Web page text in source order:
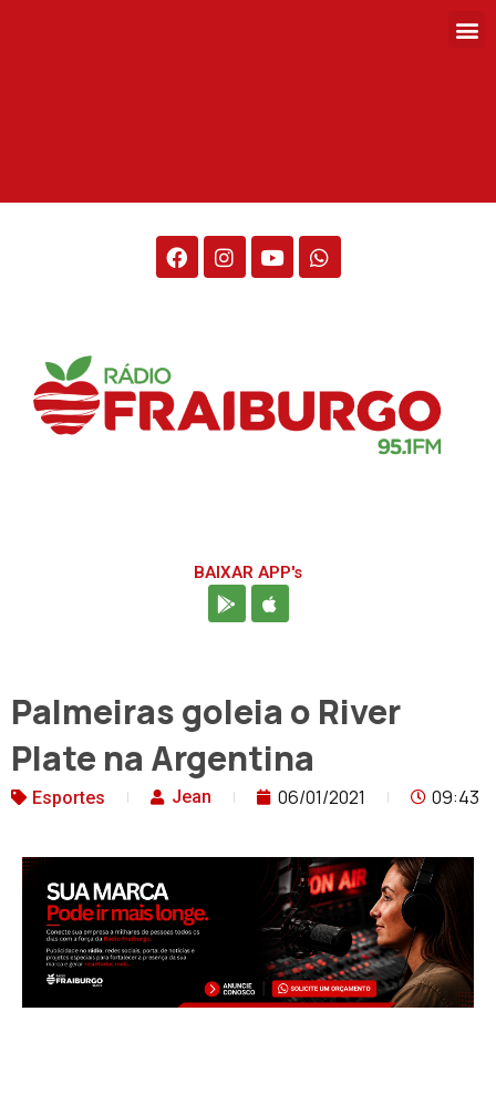
BAIXAR APP's
Palmeiras goleia o River
Plate na Argentina
Esportes Jean 06/01/2021 09:43